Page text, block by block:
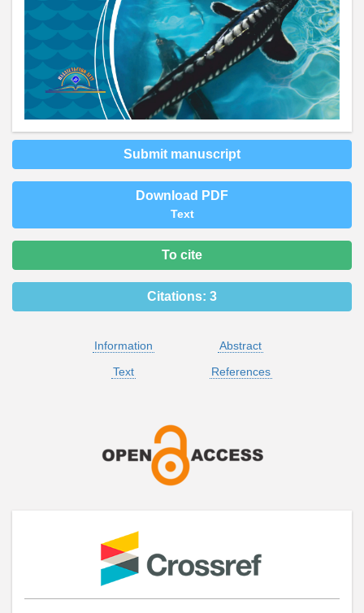
Submit manuscript
Download PDF
Text
To cite
Citations: 3
Information
Abstract
Text
References